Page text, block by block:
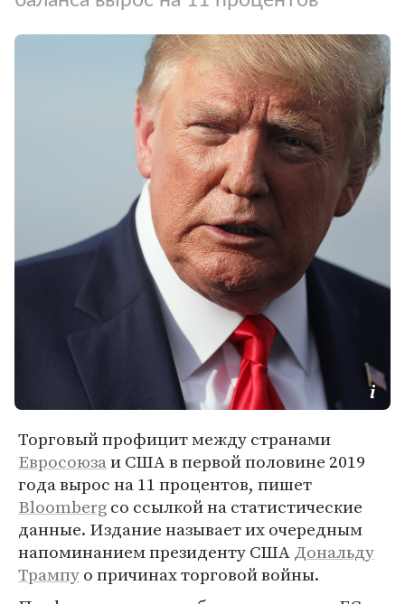
Торговый профицит между странами
Евросоюзаи США в первой половине 2019
года вырос на 11 процентов, пишет
Bloombergсо ссылкой на статистические
данные. Издание называет их очередным
напоминанием президенту СШАДональду
Трампуо причинах торговой войны.